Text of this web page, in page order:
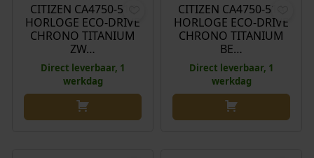
CITIZEN CA4750-51E
HORLOGE ECO-DRIVE
CHRONO TITANIUM
ZW…
Direct leverbaar, 1
werkdag
CITIZEN CA4750-51A
HORLOGE ECO-DRIVE
CHRONO TITANIUM
BE…
Direct leverbaar, 1
werkdag